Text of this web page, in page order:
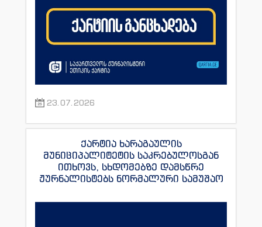
23.07.2026
ქარტია ხარაგაულის
მუნიციპალიტეტის საკრებულოსგან
ითხოვს, სხდომებზე დამსწრე
ჟურნალისტებს ნორმალური სამუშაო